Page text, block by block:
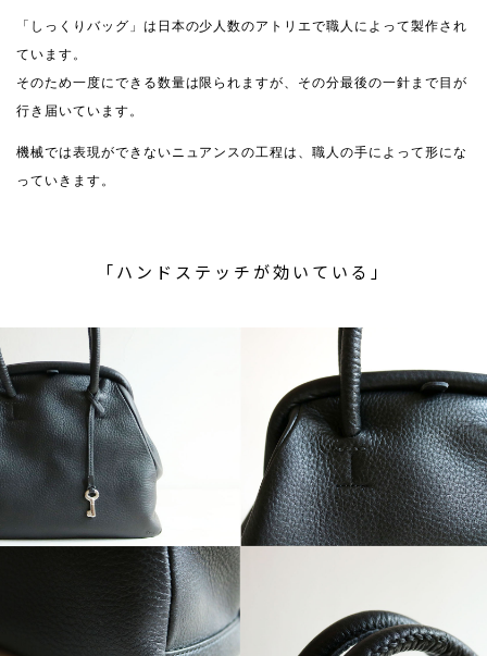
「しっくりバッグ」は日本の少人数のアトリエで職人によって製作され
ています。
そのため一度にできる数量は限られますが、その分最後の一針まで目が
行き届いています。
機械では表現ができないニュアンスの工程は、職人の手によって形にな
っていきます。
「ハンドステッチが効いている」